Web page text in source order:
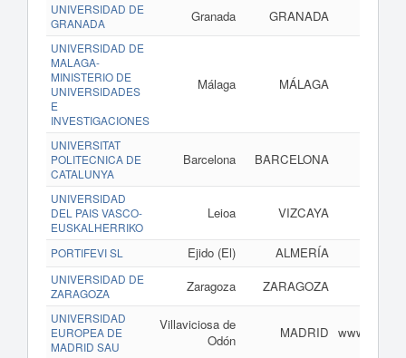
UNIVERSIDAD DE
GRANADA
Granada GRANADA
UNIVERSIDAD DE
MALAGA-
MINISTERIO DE
UNIVERSIDADES
E
INVESTIGACIONES
Málaga MÁLAGA
UNIVERSITAT
POLITECNICA DE
CATALUNYA
Barcelona BARCELONA
UNIVERSIDAD
DEL PAIS VASCO-
EUSKALHERRIKO
Leioa VIZCAYA
PORTIFEVI SL Ejido (El) ALMERÍA
UNIVERSIDAD DE
ZARAGOZA
Zaragoza ZARAGOZA
UNIVERSIDAD
EUROPEA DE
MADRID SAU
Villaviciosa de
Odón
MADRID